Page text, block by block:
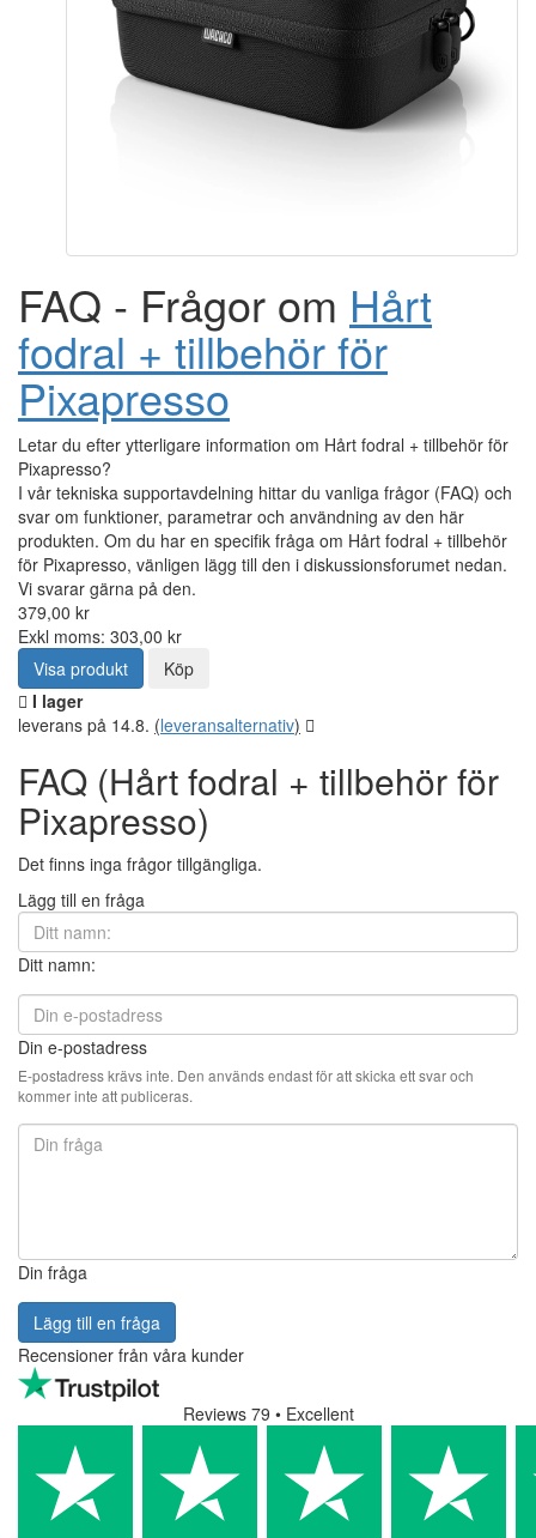
FAQ - Frågor om Hårt
fodral + tillbehör för
Pixapresso
Letar du efter ytterligare information om Hårt fodral + tillbehör för
Pixapresso?
I vår tekniska supportavdelning hittar du vanliga frågor (FAQ) och
svar om funktioner, parametrar och användning av den här
produkten. Om du har en specifik fråga om Hårt fodral + tillbehör
för Pixapresso, vänligen lägg till den i diskussionsforumet nedan.
Vi svarar gärna på den.
379,00 kr
Exkl moms: 303,00 kr
Visa produkt
Köp
I lager
leverans på 14.8. (leveransalternativ)
FAQ (Hårt fodral + tillbehör för
Pixapresso)
Det finns inga frågor tillgängliga.
Lägg till en fråga
Ditt namn:
Din e-postadress
E-postadress krävs inte. Den används endast för att skicka ett svar och
kommer inte att publiceras.
Din fråga
Lägg till en fråga
Recensioner från våra kunder
Reviews 79 • Excellent